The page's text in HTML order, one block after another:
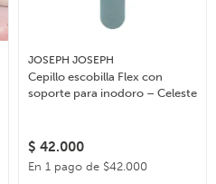
JOSEPH JOSEPH
Cepillo escobilla Flex con
soporte para inodoro – Celeste
$ 42.000
En 1 pago de $42.000